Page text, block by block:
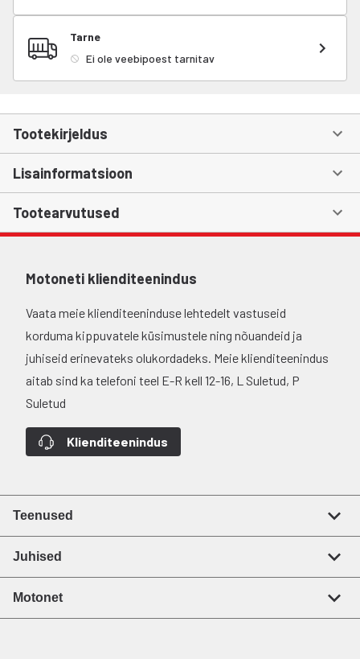
Tarne
Ei ole veebipoest tarnitav
Tootekirjeldus
Lisainformatsioon
Tootearvutused
Motoneti klienditeenindus
Vaata meie klienditeeninduse lehtedelt vastuseid
korduma kippuvatele küsimustele ning nõuandeid ja
juhiseid erinevateks olukordadeks. Meie klienditeenindus
aitab sind ka telefoni teel E-R kell 12-16, L Suletud, P
Suletud
Klienditeenindus
Teenused
Juhised
Motonet